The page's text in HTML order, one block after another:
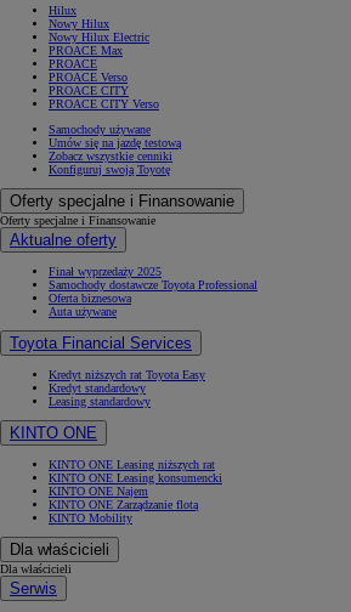
Hilux
Nowy Hilux
Nowy Hilux Electric
PROACE Max
PROACE
PROACE Verso
PROACE CITY
PROACE CITY Verso
Samochody używane
Umów się na jazdę testową
Zobacz wszystkie cenniki
Konfiguruj swoją Toyotę
Oferty specjalne i Finansowanie
Oferty specjalne i Finansowanie
Aktualne oferty
Finał wyprzedaży 2025
Samochody dostawcze Toyota Professional
Oferta biznesowa
Auta używane
Toyota Financial Services
Kredyt niższych rat Toyota Easy
Kredyt standardowy
Leasing standardowy
KINTO ONE
KINTO ONE Leasing niższych rat
KINTO ONE Leasing konsumencki
KINTO ONE Najem
KINTO ONE Zarządzanie flotą
KINTO Mobility
Dla właścicieli
Dla właścicieli
Serwis